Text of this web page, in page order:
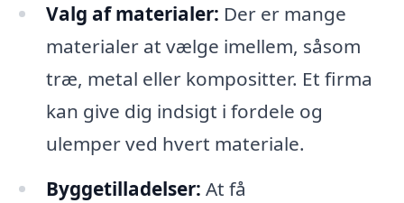
Valg af materialer: Der er mange
materialer at vælge imellem, såsom
træ, metal eller kompositter. Et firma
kan give dig indsigt i fordele og
ulemper ved hvert materiale.
Byggetilladelser: At få